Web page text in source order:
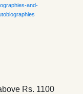
and-
Rs. 1100